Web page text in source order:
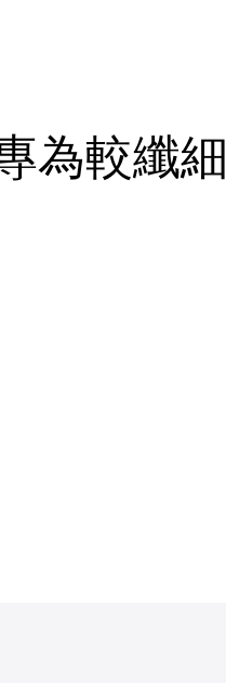
為較纖